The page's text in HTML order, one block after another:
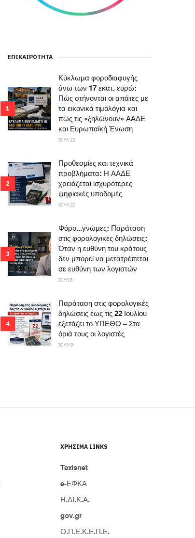
ΕΠΙΚΑΙΡΌΤΗΤΑ
1
Κύκλωμα φοροδιαφυγής
άνω των 17 εκατ. ευρώ:
Πώς στήνονται οι απάτες με
τα εικονικά τιμολόγια και
πώς τις «ξηλώνουν» ΑΑΔΕ
και Ευρωπαϊκή Ένωση
ΙΟΥΛ 22
2
Προθεσμίες και τεχνικά
προβλήματα: Η ΑΑΔΕ
χρειάζεται ισχυρότερες
ψηφιακές υποδομές
ΙΟΥΛ 22
3
Φόρο...γνώμες: Παράταση
στις φορολογικές δηλώσεις:
Όταν η ευθύνη του κράτους
δεν μπορεί να μετατρέπεται
σε ευθύνη των λογιστών
ΙΟΥΛ 8
4
Παράταση στις φορολογικές
δηλώσεις έως τις 22 Ιουλίου
εξετάζει το ΥΠΕΘΟ – Στα
όριά τους οι λογιστές
ΙΟΥΛ 9
ΧΡΉΣΙΜΑ LINKS
Taxisnet
e-ΕΦΚΑ
Η.ΔΙ.Κ.Α.
gov.gr
Ο.Π.Ε.Κ.Ε.Π.Ε.